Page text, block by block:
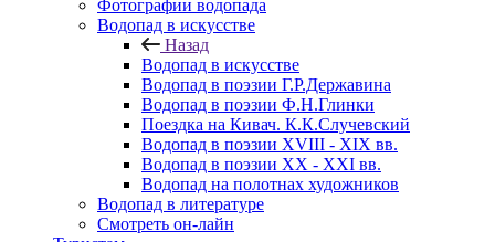
Фотографии водопада
Водопад в искусстве
Назад
Водопад в искусстве
Водопад в поэзии Г.Р.Державина
Водопад в поэзии Ф.Н.Глинки
Поездка на Кивач. К.К.Случевский
Водопад в поэзии XVIII - XIX вв.
Водопад в поэзии XX - XXI вв.
Водопад на полотнах художников
Водопад в литературе
Смотреть он-лайн